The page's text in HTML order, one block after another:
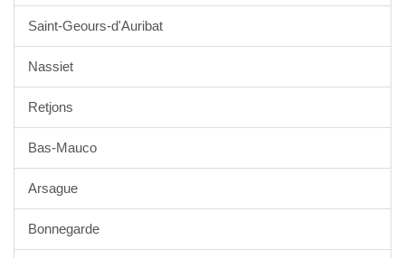
Saint-Geours-d'Auribat
Nassiet
Retjons
Bas-Mauco
Arsague
Bonnegarde